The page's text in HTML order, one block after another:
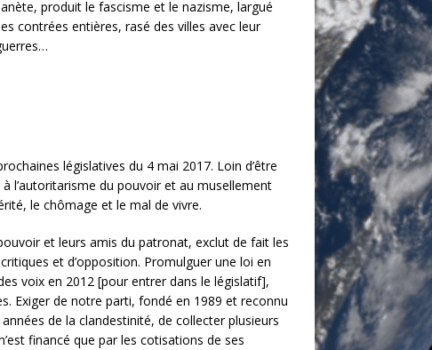
produit le fascisme et le nazisme, largué
contrées entières, rasé des villes avec leur
législatives du 4 mai 2017. Loin d’être
l’autoritarisme du pouvoir et au musellement
le chômage et le mal de vivre.
et leurs amis du patronat, exclut de fait les
et d’opposition. Promulguer une loi en
voix en 2012 [pour entrer dans le législatif],
Exiger de notre parti, fondé en 1989 et reconnu
de la clandestinité, de collecter plusieurs
financé que par les cotisations de ses